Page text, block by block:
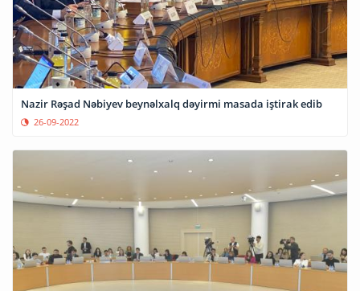
Nazir Rəşad Nəbiyev beynəlxalq dəyirmi masada iştirak edib
26-09-2022